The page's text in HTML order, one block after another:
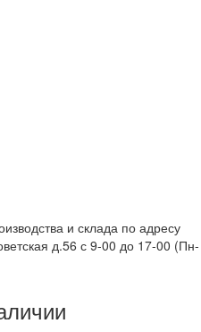
и склада по адресу
д.56 с 9-00 до 17-00 (Пн-